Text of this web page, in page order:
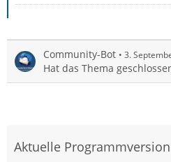
Community-Bot 3.
Hat das Thema
Aktuelle Programmversion